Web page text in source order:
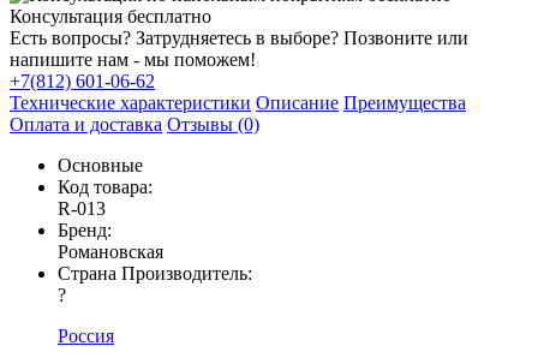
Консультация бесплатно
Есть вопросы? Затрудняетесь в выборе? Позвоните или
напишите нам - мы поможем!
+7(812) 601-06-62
Технические характеристики Описание Преимущества
Оплата и доставка Отзывы (0)
Основные
Код товара:
R-013
Бренд:
Романовская
Страна Производитель:
?
Россия